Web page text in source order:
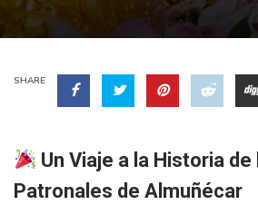
SHARE
Un Viaje a la Historia
Patronales de Almuñécar